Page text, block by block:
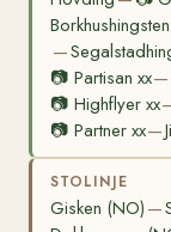
Borkhushingsten
—
📷 Partisan xx—
📷 Highflyer xx
📷 Partner xx—
STOLINJE
Gisken (NO) —